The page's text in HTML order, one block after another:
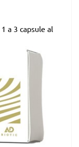
a 3 capsule al